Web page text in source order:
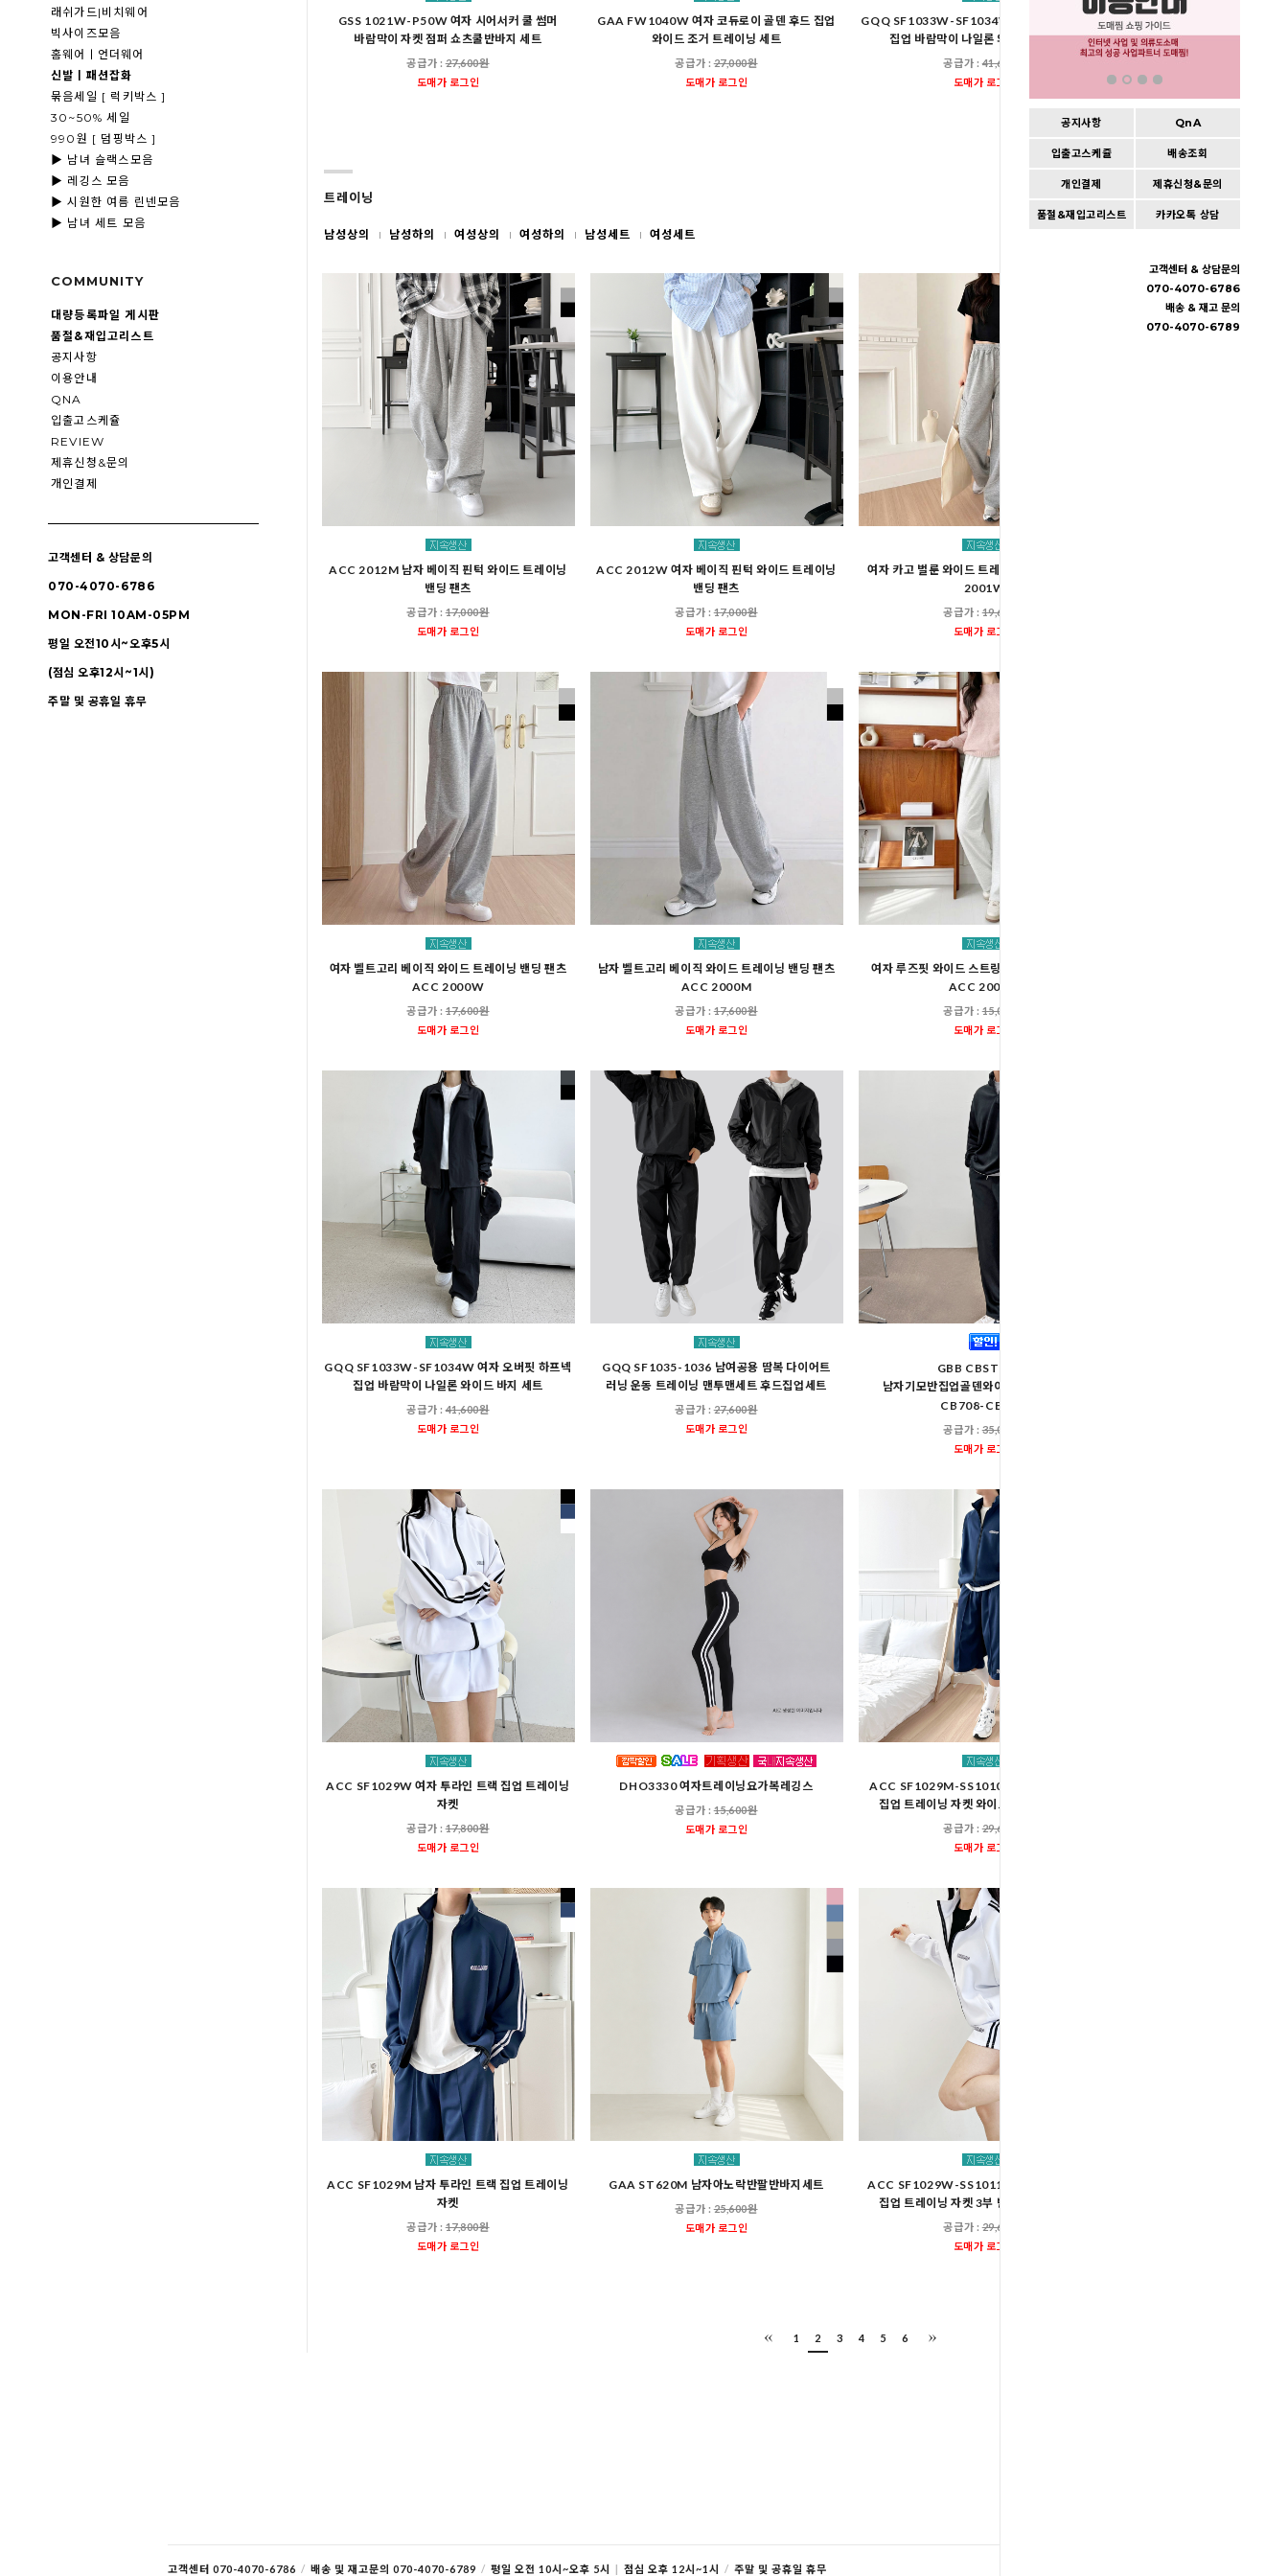
래쉬가드|비치웨어
빅사이즈모음
홈웨어ㅣ언더웨어
신발ㅣ패션잡화
묶음세일 [ 럭키박스 ]
30~50% 세일
990원 [ 덤핑박스 ]
▶ 남녀 슬랙스모음
▶ 레깅스 모음
▶ 시원한 여름 린넨모음
▶ 남녀 세트 모음
COMMUNITY
대량등록파일 게시판
품절&재입고리스트
공지사항
이용안내
QNA
입출고스케쥴
REVIEW
제휴신청&문의
개인결제
고객센터 & 상담문의
070-4070-6786
MON-FRI 10AM-05PM
평일 오전10시~오후5시
(점심 오후12시~1시)
주말 및 공휴일 휴무
공지사항 QnA
입출고스케쥴 배송조회
개인결제 제휴신청&문의
품절&재입고리스트 카카오톡 상담
고객센터 & 상담문의
070-4070-6786
배송 & 재고 문의
070-4070-6789
GSS 1021W-P50W 여자 시어서커 쿨 썸머
바람막이 자켓 점퍼 쇼츠쿨반바지 세트
공급가 :27,600원
도매가 로그인
GAA FW1040W 여자 코듀로이 골덴 후드 집업
와이드 조거 트레이닝 세트
공급가 :27,000원
도매가 로그인
GQQ SF1033W-SF1034W 여자 오버핏 하프넥
집업 바람막이 나일론 와이드 바지 세트
공급가 :41,600원
도매가 로그인
여자오버핏맨투맨앞라인와
트레이닝
남성상의 남성하의 여성상의 여성하의 남성세트 여성세트
ACC 2012M 남자 베이직 핀턱 와이드 트레이닝
밴딩 팬츠
공급가 :17,000원
도매가 로그인
ACC 2012W 여자 베이직 핀턱 와이드 트레이닝
밴딩 팬츠
공급가 :17,000원
도매가 로그인
여자 카고 벌룬 와이드 트레이닝 밴딩 팬츠 ACC
2001W
공급가 :19,600원
도매가 로그인
여자 벨트고리 베이직 와이드 트레이닝 밴딩 팬츠
ACC 2000W
공급가 :17,600원
도매가 로그인
남자 벨트고리 베이직 와이드 트레이닝 밴딩 팬츠
ACC 2000M
공급가 :17,600원
도매가 로그인
여자 루즈핏 와이드 스트링 트레이닝 밴딩 팬츠
ACC 2005W
공급가 :15,000원
도매가 로그인
GQQ SF1033W-SF1034W 여자 오버핏 하프넥
집업 바람막이 나일론 와이드 바지 세트
공급가 :41,600원
도매가 로그인
GQQ SF1035-1036 남여공용 땀복 다이어트
러닝 운동 트레이닝 맨투맨세트 후드집업세트
공급가 :27,600원
도매가 로그인
GBB CBST108M
남자기모반집업골덴와이드상하세트(기존
CB708-CB108)
공급가 :35,000원
도매가 로그인
ACC SF1029W 여자 투라인 트랙 집업 트레이닝
자켓
공급가 :17,800원
도매가 로그인
DHO3330 여자트레이닝요가복레깅스
공급가 :15,600원
도매가 로그인
ACC SF1029M-SS1010M 남자 투라인 트랙
집업 트레이닝 자켓 와이드 버뮤다 7부 세트
공급가 :29,600원
도매가 로그인
ACC SF1029M 남자 투라인 트랙 집업 트레이닝
자켓
공급가 :17,800원
도매가 로그인
GAA ST620M 남자아노락반팔반바지세트
공급가 :25,600원
도매가 로그인
ACC SF1029W-SS1011W 여자 투라인 트랙
집업 트레이닝 자켓 3부 반바지 숏팬츠 세트
공급가 :29,600원
도매가 로그인
1 2 3 4 5 6
고객센터 070-4070-6786 / 배송 및 재고문의 070-4070-6789 / 평일 오전 10시~오후 5시 | 점심 오후 12시~1시 / 주말 및 공휴일 휴무